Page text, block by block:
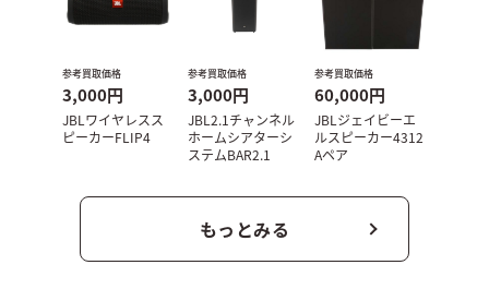
参考買取価格
3,000円
JBLワイヤレスス
ピーカーFLIP4
参考買取価格
3,000円
JBL2.1チャンネル
ホームシアターシ
ステムBAR2.1
参考買取価格
60,000円
JBLジェイビーエ
ルスピーカー4312
Aペア
もっとみる